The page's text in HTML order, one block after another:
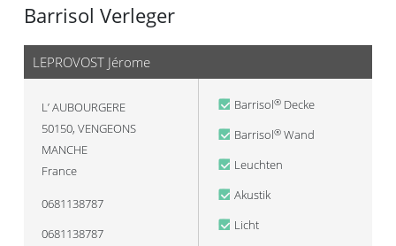
Barrisol Verleger
LEPROVOST Jérome
L’ AUBOURGERE
50150, VENGEONS
MANCHE
France
0681138787
0681138787
Barrisol® Decke
Barrisol® Wand
Leuchten
Akustik
Licht